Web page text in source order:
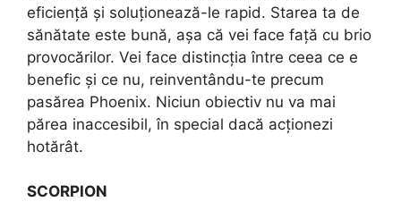
eficiență și soluționează-le rapid. Starea ta de
sănătate este bună, așa că vei face față cu brio
provocărilor. Vei face distincția între ceea ce e
benefic și ce nu, reinventându-te precum
pasărea Phoenix. Niciun obiectiv nu va mai
părea inaccesibil, în special dacă acționezi
hotărât.
SCORPION